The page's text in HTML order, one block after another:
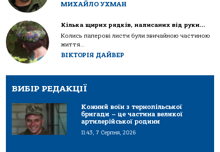
МИХАЙЛО УХМАН
Кілька щирих рядків, написаних від руки…
Колись паперові листи були звичайною частиною
життя...
ВІКТОРІЯ ДАЙВЕР
ВИБІР РЕДАКЦІЇ
Кожний воїн з тернопільської
бригади – це частина великої
артилерійської родини
11:43, 7 Серпня, 2026